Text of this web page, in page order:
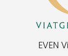
EVEN